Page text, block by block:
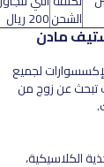
الشحن200 ريال
مادن
لجميع
تبحث عن زوج من
الكلاسيكية،